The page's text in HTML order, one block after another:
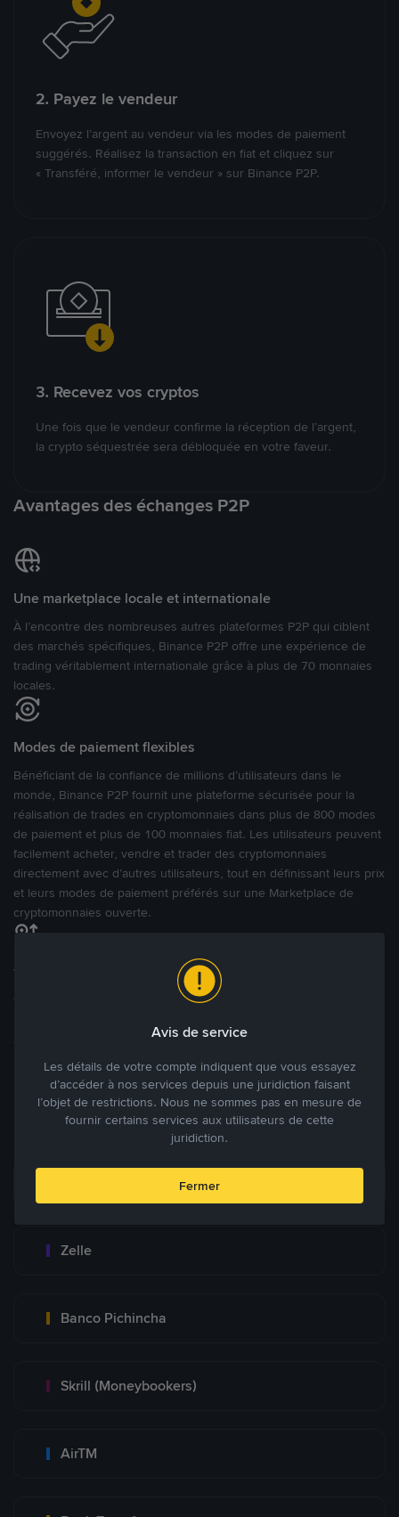
2. Payez le vendeur
Envoyez l’argent au vendeur via les modes de paiement
suggérés. Réalisez la transaction en fiat et cliquez sur
« Transféré, informer le vendeur » sur Binance P2P.
3. Recevez vos cryptos
Une fois que le vendeur confirme la réception de l’argent,
la crypto séquestrée sera débloquée en votre faveur.
Avantages des échanges P2P
Une marketplace locale et internationale
À l’encontre des nombreuses autres plateformes P2P qui ciblent
des marchés spécifiques, Binance P2P offre une expérience de
trading véritablement internationale grâce à plus de 70 monnaies
locales.
Modes de paiement flexibles
Bénéficiant de la confiance de millions d’utilisateurs dans le
monde, Binance P2P fournit une plateforme sécurisée pour la
réalisation de trades en cryptomonnaies dans plus de 800 modes
de paiement et plus de 100 monnaies fiat. Les utilisateurs peuvent
facilement acheter, vendre et trader des cryptomonnaies
directement avec d’autres utilisateurs, tout en définissant leurs prix
et leurs modes de paiement préférés sur une Marketplace de
cryptomonnaies ouverte.
Tradez à des prix avantageux pour vous
Tradez des cryptos en étant libres d’acheter et de vendre à votre
des annonces commerciales pour fixer vos propres prix.
Blog P2P Voir plus
Principaux modes de paiement
Zelle
Banco Pichincha
Skrill (Moneybookers)
AirTM
Avis de service
Les détails de votre compte indiquent que vous essayez
d’accéder à nos services depuis une juridiction faisant
l’objet de restrictions. Nous ne sommes pas en mesure de
fournir certains services aux utilisateurs de cette
juridiction.
Fermer